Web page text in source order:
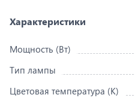
Характеристики
Мощность (Вт)
Тип лампы
Цветовая температура (K)